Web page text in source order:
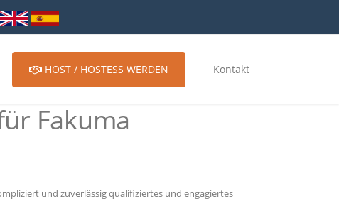
HOST / HOSTESS WERDEN Kontakt
Fakuma
und zuverlässig qualifiziertes und engagiertes